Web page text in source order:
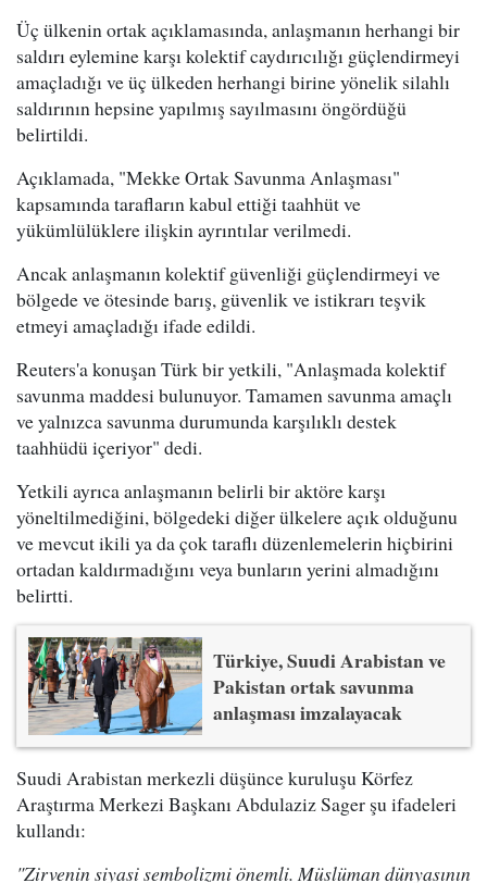
Üç ülkenin ortak açıklamasında, anlaşmanın herhangi bir
saldırı eylemine karşı kolektif caydırıcılığı güçlendirmeyi
amaçladığı ve üç ülkeden herhangi birine yönelik silahlı
saldırının hepsine yapılmış sayılmasını öngördüğü
belirtildi.
Açıklamada, "Mekke Ortak Savunma Anlaşması"
kapsamında tarafların kabul ettiği taahhüt ve
yükümlülüklere ilişkin ayrıntılar verilmedi.
Ancak anlaşmanın kolektif güvenliği güçlendirmeyi ve
bölgede ve ötesinde barış, güvenlik ve istikrarı teşvik
etmeyi amaçladığı ifade edildi.
Reuters'a konuşan Türk bir yetkili, "Anlaşmada kolektif
savunma maddesi bulunuyor. Tamamen savunma amaçlı
ve yalnızca savunma durumunda karşılıklı destek
taahhüdü içeriyor" dedi.
Yetkili ayrıca anlaşmanın belirli bir aktöre karşı
yöneltilmediğini, bölgedeki diğer ülkelere açık olduğunu
ve mevcut ikili ya da çok taraflı düzenlemelerin hiçbirini
ortadan kaldırmadığını veya bunların yerini almadığını
belirtti.
Türkiye, Suudi Arabistan ve
Pakistan ortak savunma
anlaşması imzalayacak
Suudi Arabistan merkezli düşünce kuruluşu Körfez
Araştırma Merkezi Başkanı Abdulaziz Sager şu ifadeleri
kullandı:
"Zirvenin siyasi sembolizmi önemli. Müslüman dünyasının